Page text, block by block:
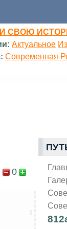
СВОЮ
Актуальное
Современная
0